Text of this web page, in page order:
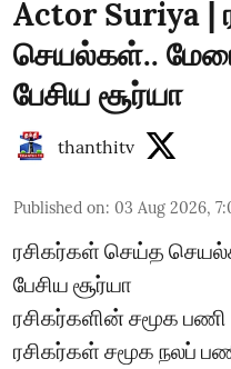
Actor Suriya |
செயல்கள்..
பேசிய சூர்யா
thanthitv
Published on: 03 Aug 2026,
ரசிகர்கள் செய்த
பேசிய சூர்யா
ரசிகர்களின் சமூக பணி
ரசிகர்கள் சமூக நலப்